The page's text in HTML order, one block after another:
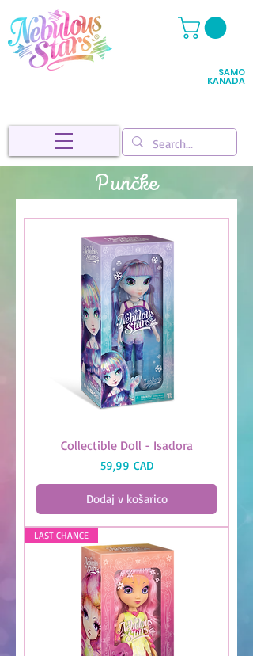
SAMO
KANADA
Punčke
Collectible Doll - Isadora
Cena
59,99 CAD
Dodaj v košarico
LAST CHANCE